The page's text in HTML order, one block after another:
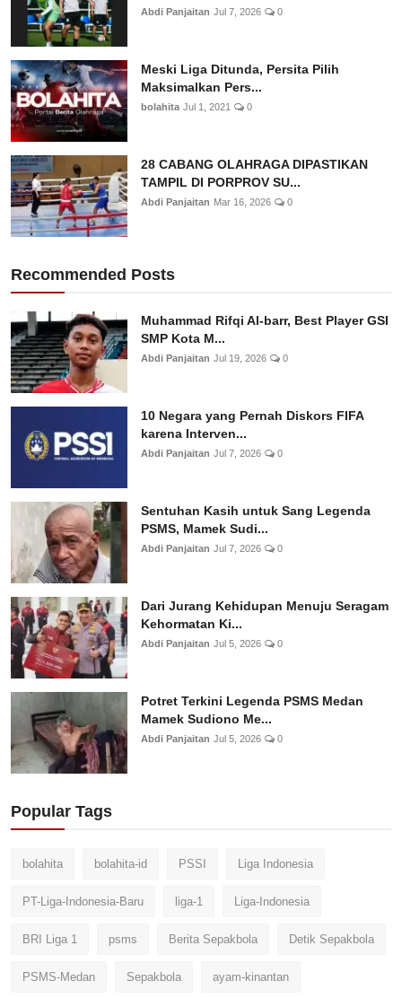
Abdi Panjaitan Jul 7, 2026 0
Meski Liga Ditunda, Persita Pilih
Maksimalkan Pers...
bolahita Jul 1, 2021 0
28 CABANG OLAHRAGA DIPASTIKAN
TAMPIL DI PORPROV SU...
Abdi Panjaitan Mar 16, 2026 0
Recommended Posts
Muhammad Rifqi Al-barr, Best Player GSI
SMP Kota M...
Abdi Panjaitan Jul 19, 2026 0
10 Negara yang Pernah Diskors FIFA
karena Interven...
Abdi Panjaitan Jul 7, 2026 0
Sentuhan Kasih untuk Sang Legenda
PSMS, Mamek Sudi...
Abdi Panjaitan Jul 7, 2026 0
Dari Jurang Kehidupan Menuju Seragam
Kehormatan Ki...
Abdi Panjaitan Jul 5, 2026 0
Potret Terkini Legenda PSMS Medan
Mamek Sudiono Me...
Abdi Panjaitan Jul 5, 2026 0
Popular Tags
bolahita bolahita-id PSSI Liga Indonesia
PT-Liga-Indonesia-Baru liga-1 Liga-Indonesia
BRI Liga 1 psms Berita Sepakbola Detik Sepakbola
PSMS-Medan Sepakbola ayam-kinantan